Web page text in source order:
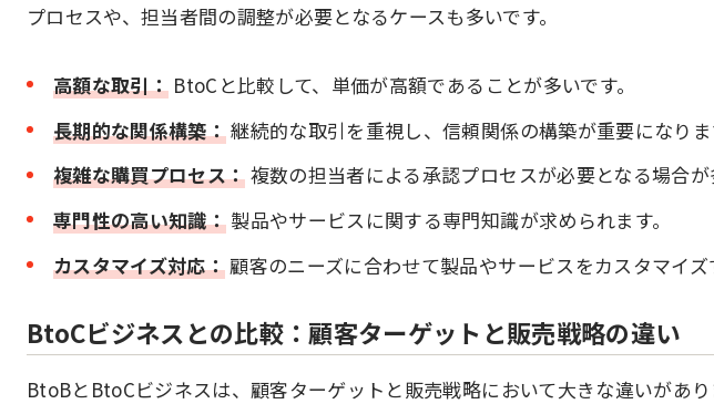
プロセスや、担当者間の調整が必要となるケースも多いです。
高額な取引： BtoCと比較して、単価が高額であることが多いです。
長期的な関係構築：継続的な取引を重視し、信頼関係の構築が重要になりま
複雑な購買プロセス： 複数の担当者による承認プロセスが必要となる場合が
専門性の高い知識： 製品やサービスに関する専門知識が求められます。
カスタマイズ対応： 顧客のニーズに合わせて製品やサービスをカスタマイズ
BtoCビジネスとの比較：顧客ターゲットと販売戦略の違い
BtoBとBtoCビジネスは、顧客ターゲットと販売戦略において大きな違いがあ